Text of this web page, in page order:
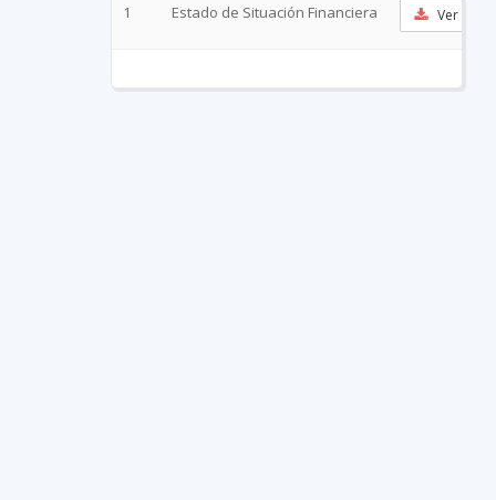
1 Estado de Situación Financiera Ver